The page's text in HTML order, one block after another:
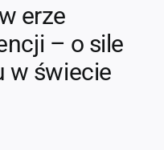
erze
– o sile
w świecie